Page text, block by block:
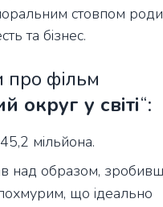
стовпом
та бізнес.
про фільм
округ у світі“:
мільйона.
над образом,
що ідеально